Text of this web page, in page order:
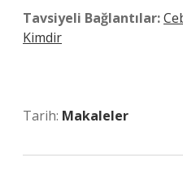
Tavsiyeli Bağlantılar:
Kimdir
Tarih: Makaleler